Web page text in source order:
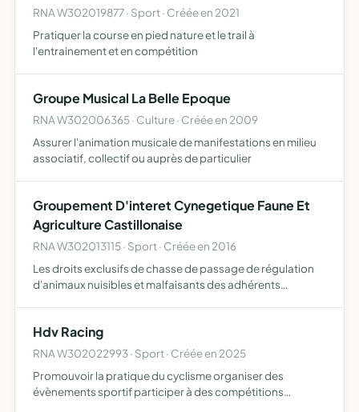
RNA W302019877 · Sport · Créée en 2021
Pratiquer la course en pied nature et le trail à
l'entrainement et en compétition
Groupe Musical La Belle Epoque
RNA W302006365 · Culture · Créée en 2009
Assurer l'animation musicale de manifestations en milieu
associatif, collectif ou auprès de particulier
Groupement D'interet Cynegetique Faune Et
Agriculture Castillonaise
RNA W302013115 · Sport · Créée en 2016
Les droits exclusifs de chasse de passage de régulation
d'animaux nuisibles et malfaisants des adhérents
des r…
Hdv Racing
RNA W302022993 · Sport · Créée en 2025
Promouvoir la pratique du cyclisme organiser des
évènements sportif participer à des compétitions